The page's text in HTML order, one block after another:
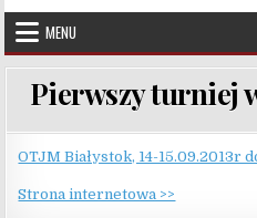
MENU
Pierwszy turniej
OTJM Białystok, 14-15.09.2013r
Strona internetowa >>